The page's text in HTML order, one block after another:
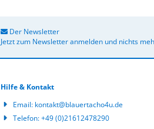
Der Newsletter
Jetzt zum Newsletter anmelden und nichts
Hilfe & Kontakt
Email: kontakt@blauertacho4u.de
Telefon:+49 (0)21612478290